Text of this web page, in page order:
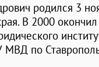
родился 3
В 2000
МВД по